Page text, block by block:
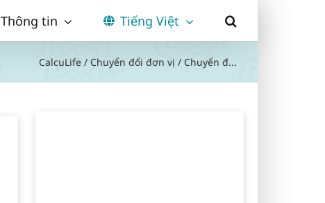
Thông tin Tiếng Việt
CalcuLife / Chuyển đổi đơn vị / Chuyển đ...